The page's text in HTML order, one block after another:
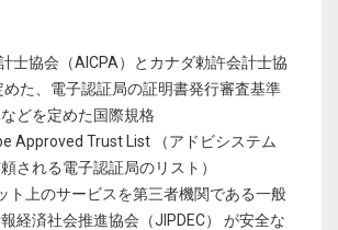
士協会（AICPA）とカナダ勅許会計士協
めた、電子認証局の証明書発行審査基準
どを定めた国際規格
Approved Trust List （アドビシステム
される電子認証局のリスト）
ト上のサービスを第三者機関である一般
経済社会推進協会（JIPDEC） が安全な